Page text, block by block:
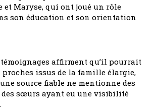
et Maryse, qui ont joué un rôle
son éducation et son orientation
affirment qu’il pourrait
proches issus de la famille élargie,
source fiable ne mentionne des
des sœurs ayant eu une visibilité